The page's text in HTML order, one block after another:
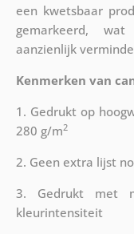
een kwetsbaar
gemarkeerd,
aanzienlijk
Kenmerken van
1. Gedrukt op
280 g/m2
2. Geen extra lijst
3. Gedrukt met
kleurintensiteit